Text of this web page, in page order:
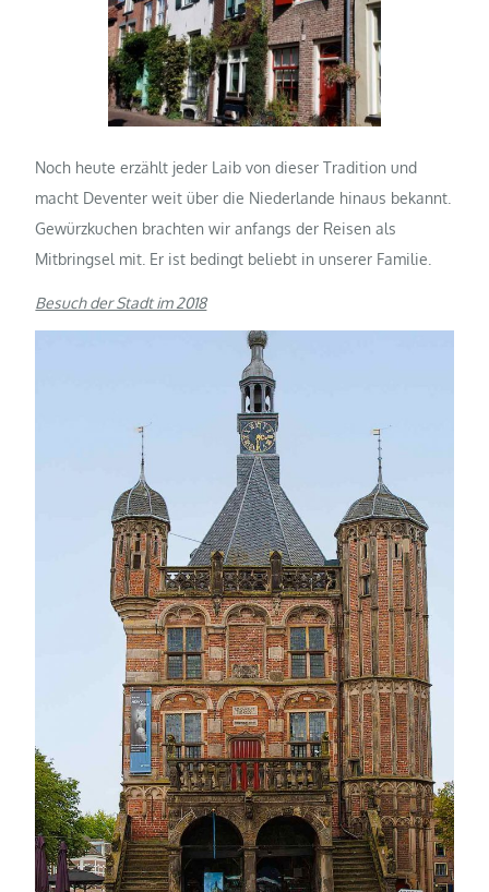
Noch heute erzählt jeder Laib von dieser Tradition und
macht Deventer weit über die Niederlande hinaus bekannt.
Gewürzkuchen brachten wir anfangs der Reisen als
Mitbringsel mit. Er ist bedingt beliebt in unserer Familie.
Besuch der Stadt im 2018